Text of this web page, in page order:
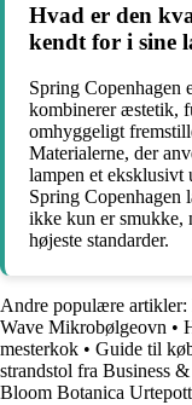
Hvad er den
kendt for i sine
Spring Copenhagen
kombinerer æstetik,
omhyggeligt
Materialerne, der
lampen et eksklusivt
Spring Copenhagen
ikke kun er smukke,
højeste standarder.
Andre populære artikler:
Wave Mikrobølgeovn •
mesterkok • Guide til
strandstol fra Business &
Bloom Botanica